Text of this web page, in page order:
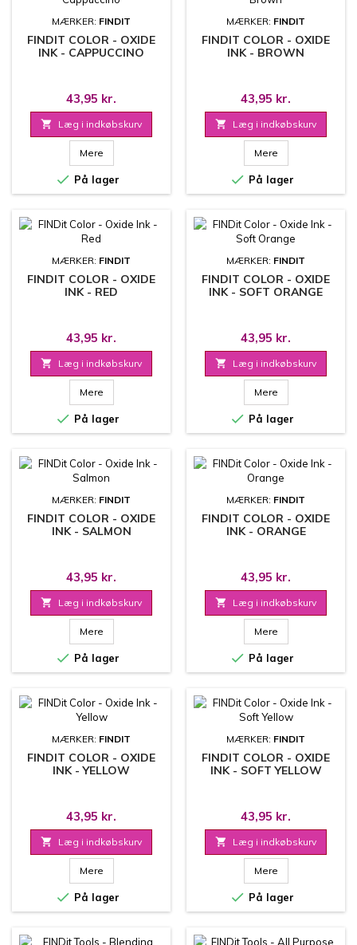
MÆRKER: FINDIT
FINDIT COLOR - OXIDE
INK - CAPPUCCINO
43,95 kr.
 Læg i indkøbskurv
Mere
 På lager
MÆRKER: FINDIT
FINDIT COLOR - OXIDE
INK - BROWN
43,95 kr.
 Læg i indkøbskurv
Mere
 På lager
MÆRKER: FINDIT
FINDIT COLOR - OXIDE
INK - RED
43,95 kr.
 Læg i indkøbskurv
Mere
 På lager
MÆRKER: FINDIT
FINDIT COLOR - OXIDE
INK - SOFT ORANGE
43,95 kr.
 Læg i indkøbskurv
Mere
 På lager
MÆRKER: FINDIT
FINDIT COLOR - OXIDE
INK - SALMON
43,95 kr.
 Læg i indkøbskurv
Mere
 På lager
MÆRKER: FINDIT
FINDIT COLOR - OXIDE
INK - ORANGE
43,95 kr.
 Læg i indkøbskurv
Mere
 På lager
MÆRKER: FINDIT
FINDIT COLOR - OXIDE
INK - YELLOW
43,95 kr.
 Læg i indkøbskurv
Mere
 På lager
MÆRKER: FINDIT
FINDIT COLOR - OXIDE
INK - SOFT YELLOW
43,95 kr.
 Læg i indkøbskurv
Mere
 På lager